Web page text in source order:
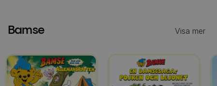
Bamse Visa mer